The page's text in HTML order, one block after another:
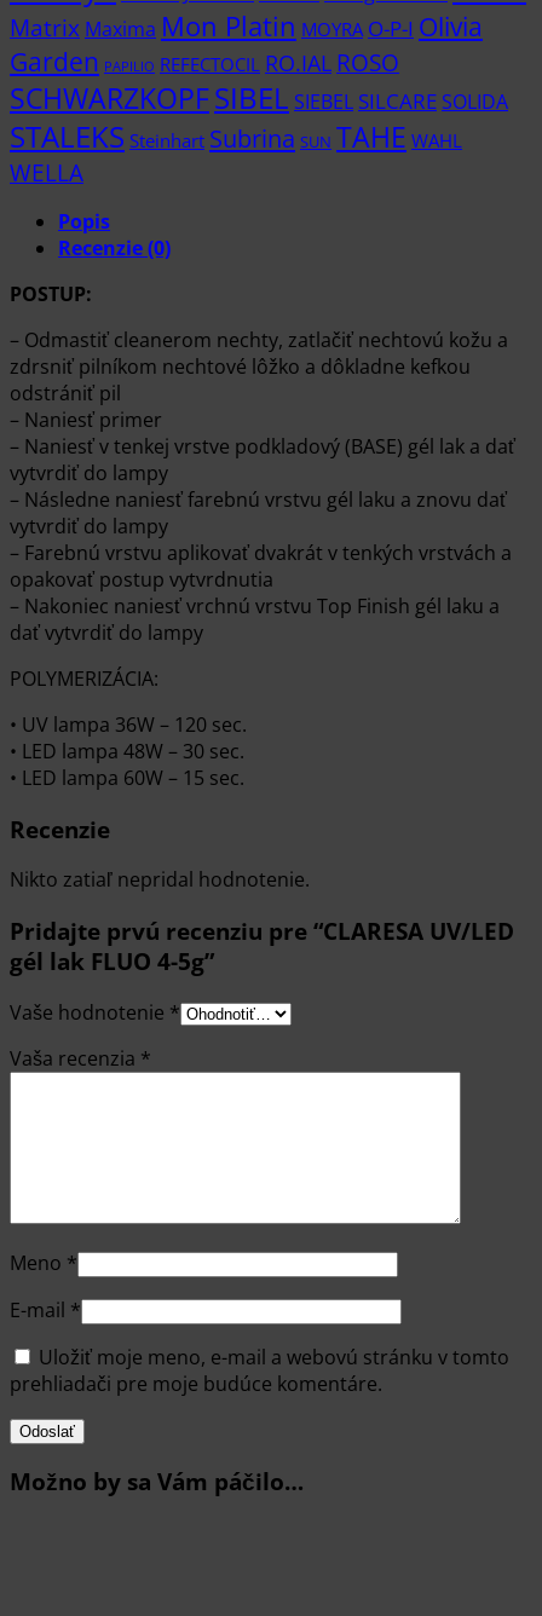
Matrix Maxima Mon Platin MOYRA O-P-I Olivia
Garden PAPILIO REFECTOCIL RO.IAL ROSO
SCHWARZKOPFSIBEL SIEBEL SILCARE SOLIDA
STALEKS Steinhart Subrina SUN TAHE WAHL
WELLA
Popis
Recenzie (0)
POSTUP:
– Odmastiť cleanerom nechty, zatlačiť nechtovú kožu a
zdrsniť pilníkom nechtové lôžko a dôkladne kefkou
odstrániť pil
– Naniesť primer
– Naniesť v tenkej vrstve podkladový (BASE) gél lak a dať
vytvrdiť do lampy
– Následne naniesť farebnú vrstvu gél laku a znovu dať
vytvrdiť do lampy
– Farebnú vrstvu aplikovať dvakrát v tenkých vrstvách a
opakovať postup vytvrdnutia
– Nakoniec naniesť vrchnú vrstvu Top Finish gél laku a
dať vytvrdiť do lampy
POLYMERIZÁCIA:
• UV lampa 36W – 120 sec.
• LED lampa 48W – 30 sec.
• LED lampa 60W – 15 sec.
Recenzie
Nikto zatiaľ nepridal hodnotenie.
Pridajte prvú recenziu pre “CLARESA UV/LED
gél lak FLUO 4-5g”
Vaše hodnotenie *
Vaša recenzia *
Meno *
E-mail *
Uložiť moje meno, e-mail a webovú stránku v tomto
prehliadači pre moje budúce komentáre.
Možno by sa Vám páčilo…